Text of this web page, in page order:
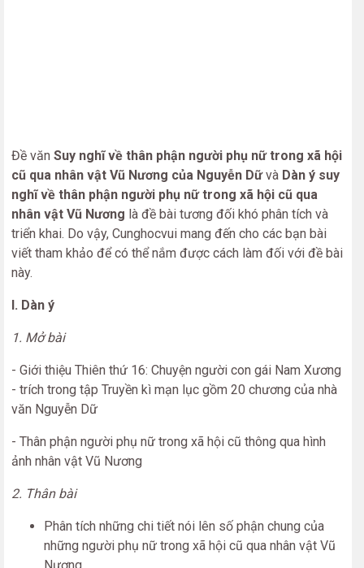
Đề văn Suy nghĩ về thân phận người phụ nữ trong xã hội
cũ qua nhân vật Vũ Nương của Nguyễn Dữvà Dàn ý suy
nghĩ về thân phận người phụ nữ trong xã hội cũ qua
nhân vật Vũ Nương là đề bài tương đối khó phân tích và
triển khai. Do vậy, Cunghocvui mang đến cho các bạn bài
viết tham khảo để có thể nắm được cách làm đối với đề bài
này.
I. Dàn ý
1. Mở bài
- Giới thiệu Thiên thứ 16: Chuyện người con gái Nam Xương
- trích trong tập Truyền kì mạn lục gồm 20 chương của nhà
văn Nguyễn Dữ
- Thân phận người phụ nữ trong xã hội cũ thông qua hình
ảnh nhân vật Vũ Nương
2. Thân bài
Phân tích những chi tiết nói lên số phận chung của
những người phụ nữ trong xã hội cũ qua nhân vật Vũ